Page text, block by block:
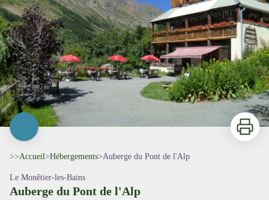
Imprimer
>>Accueil>Hébergements>Auberge du Pont de l'Alp
Le Monêtier-les-Bains
Auberge du Pont de l'Alp